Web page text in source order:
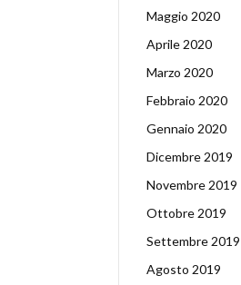
Maggio 2020
Aprile 2020
Marzo 2020
Febbraio 2020
Gennaio 2020
Dicembre 2019
Novembre 2019
Ottobre 2019
Settembre 2019
Agosto 2019